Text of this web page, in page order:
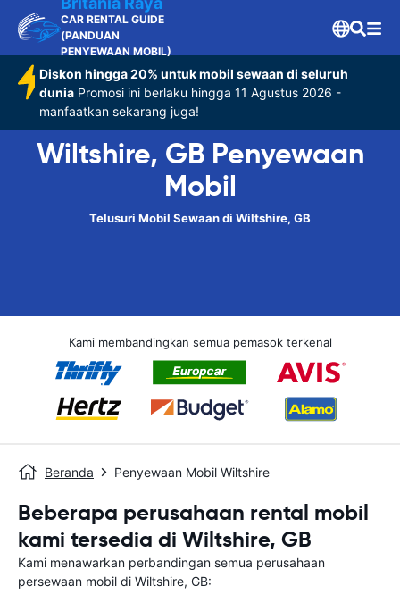
CAR RENTAL GUIDE
(PANDUAN
PENYEWAAN MOBIL)
Diskon hingga 20% untuk mobil sewaan di seluruh
dunia Promosi ini berlaku hingga 11 Agustus 2026 -
manfaatkan sekarang juga!
Wiltshire, GB Penyewaan
Mobil
Telusuri Mobil Sewaan di Wiltshire, GB
Kami membandingkan semua pemasok terkenal
Beranda Penyewaan Mobil Wiltshire
Beberapa perusahaan rental mobil
kami tersedia di Wiltshire, GB
Kami menawarkan perbandingan semua perusahaan
persewaan mobil di Wiltshire, GB: